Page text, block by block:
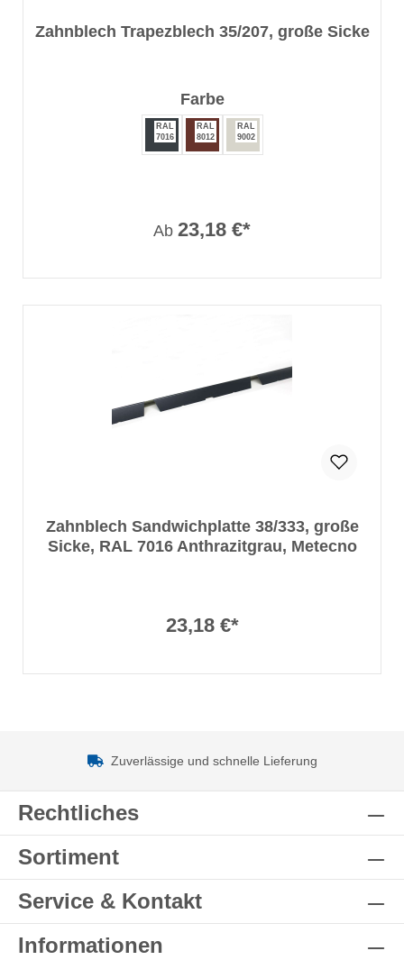
Zahnblech Trapezblech 35/207, große Sicke
Farbeauswählen
RAL
7016
RAL
8012
RAL
9002
Ab 23,18 €*
Zahnblech Sandwichplatte 38/333, große
Sicke, RAL 7016 Anthrazitgrau, Metecno
23,18 €*
Zuverlässige und schnelle Lieferung
Rechtliches
Sortiment
Service & Kontakt
Informationen